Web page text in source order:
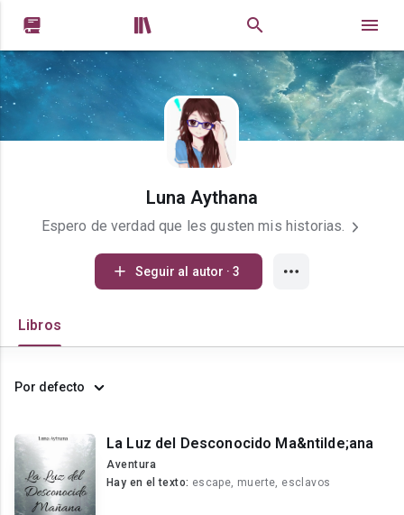
 
Luna Aythana
Espero de verdad que les gusten mis historias.
Seguir al autor · 3
Libros
Por defecto
La Luz del Desconocido Ma&ntilde;ana
Aventura
Hay en el texto: escape, muerte, esclavos